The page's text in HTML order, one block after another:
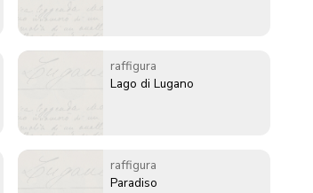
raffigura
Lago di Lugano
raffigura
Paradiso